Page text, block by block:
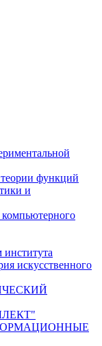
теории функций
и
института
искусственного